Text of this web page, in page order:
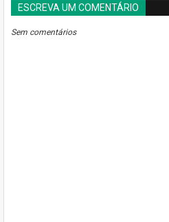
ESCREVA UM COMENTÁRIO
Sem comentários